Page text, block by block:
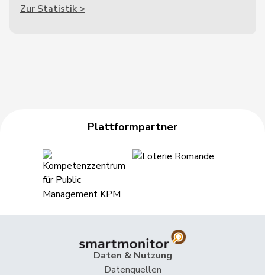
Zur Statistik >
Plattformpartner
Daten & Nutzung
Datenquellen